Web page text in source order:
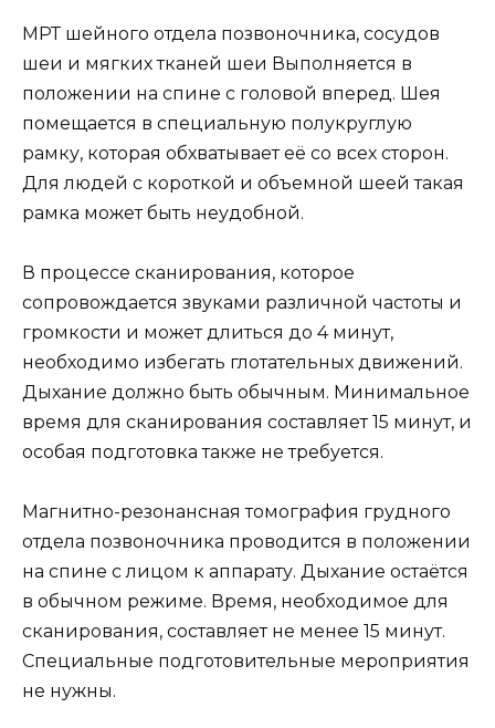
МРТ шейного отдела позвоночника, сосудов
шеи и мягких тканей шеи Выполняется в
положении на спине с головой вперед. Шея
помещается в специальную полукруглую
рамку, которая обхватывает её со всех сторон.
Для людей с короткой и объемной шеей такая
рамка может быть неудобной.
В процессе сканирования, которое
сопровождается звуками различной частоты и
громкости и может длиться до 4 минут,
необходимо избегать глотательных движений.
Дыхание должно быть обычным. Минимальное
время для сканирования составляет 15 минут, и
особая подготовка также не требуется.
Магнитно-резонансная томография грудного
отдела позвоночника проводится в положении
на спине с лицом к аппарату. Дыхание остаётся
в обычном режиме. Время, необходимое для
сканирования, составляет не менее 15 минут.
Специальные подготовительные мероприятия
не нужны.